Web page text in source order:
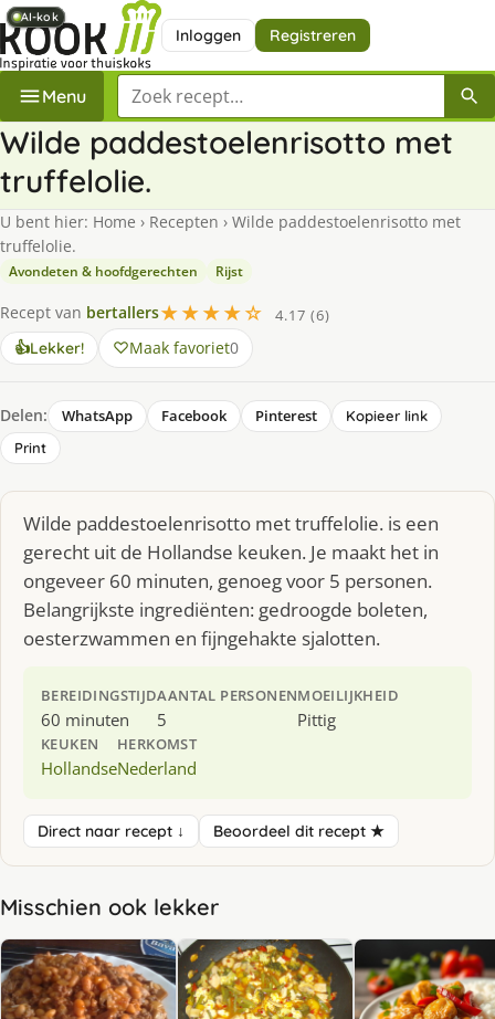
Inloggen Registreren
Menu Zoek een recept
Wilde paddestoelenrisotto met
truffelolie.
U bent hier: Home › Recepten › Wilde paddestoelenrisotto met
truffelolie.
Avondeten & hoofdgerechten Rijst
Recept van bertallers★★★★☆
4.17 (6)
👍Lekker! Maak favoriet0
Delen: WhatsApp Facebook Pinterest
Kopieer link
Print
Wilde paddestoelenrisotto met truffelolie. is een
gerecht uit de Hollandse keuken. Je maakt het in
ongeveer 60 minuten, genoeg voor 5 personen.
Belangrijkste ingrediënten: gedroogde boleten,
oesterzwammen en fijngehakte sjalotten.
BEREIDINGSTIJD
60 minuten
AANTAL PERSONEN
5
MOEILIJKHEID
Pittig
KEUKEN
Hollandse
HERKOMST
Nederland
Direct naar recept ↓ Beoordeel dit recept ★
Misschien ook lekker
AI-kok
AI-kok
AI-kok
AI-kok